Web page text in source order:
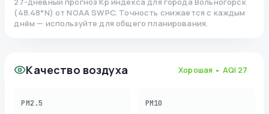
(48.48°N)от NOAA SWPC. Точность снижается с каждым
днём — используйте для общего планирования.
Качество воздуха Хорошая • AQI 27
PM2.5 PM10